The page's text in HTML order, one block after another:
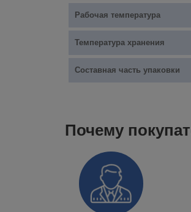
Рабочая температура
Температура хранения
Составная часть упаковки
Почему